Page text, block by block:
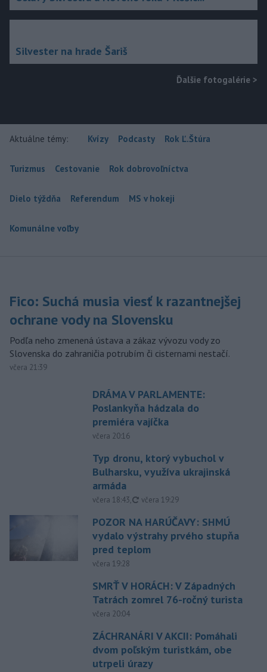
Silvester na hrade Šariš
Ďalšie fotogalérie >
Aktuálne témy: Kvízy Podcasty Rok Ľ.Štúra
Turizmus Cestovanie Rok dobrovoľníctva
Dielo týždňa Referendum MS v hokeji
Komunálne voľby
Fico: Suchá musia viesť k razantnejšej
ochrane vody na Slovensku
Podľa neho zmenená ústava a zákaz vývozu vody zo
Slovenska do zahraničia potrubím či cisternami nestačí.
včera 21:39
DRÁMA V PARLAMENTE:
Poslankyňa hádzala do
premiéra vajíčka
včera 20:16
Typ dronu, ktorý vybuchol v
Bulharsku, využíva ukrajinská
armáda
včera 18:43, aktualizované
včera 19:29
POZOR NA HARÚČAVY: SHMÚ
vydalo výstrahy prvého stupňa
pred teplom
včera 19:28
SMRŤ V HORÁCH: V Západných
Tatrách zomrel 76-ročný turista
včera 20:04
ZÁCHRANÁRI V AKCII: Pomáhali
dvom poľským turistkám, obe
utrpeli úrazy